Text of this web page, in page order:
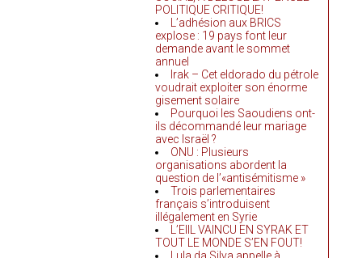
POLITIQUE CRITIQUE!
L’adhésion aux BRICS
explose : 19 pays font leur
demande avant le sommet
annuel
Irak – Cet eldorado du pétrole
voudrait exploiter son énorme
gisement solaire
Pourquoi les Saoudiens ont-
ils décommandé leur mariage
avec Israël ?
ONU : Plusieurs
organisations abordent la
question de l’«antisémitisme »
Trois parlementaires
français s’introduisent
illégalement en Syrie
L’EIIL VAINCU EN SYRAK ET
TOUT LE MONDE S’EN FOUT!